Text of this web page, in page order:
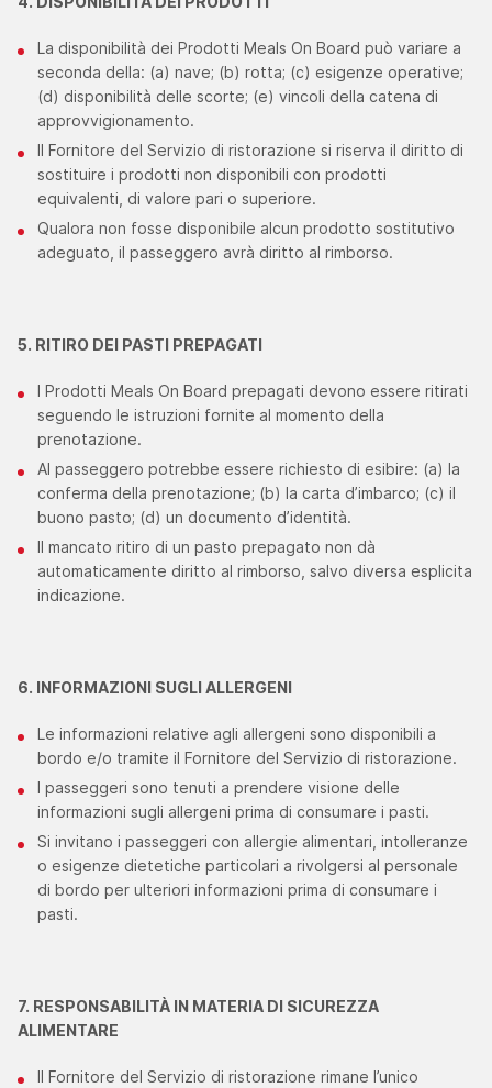
La disponibilità dei Prodotti Meals On Board può variare a
seconda della: (a) nave; (b) rotta; (c) esigenze operative;
(d) disponibilità delle scorte; (e) vincoli della catena di
approvvigionamento.
Il Fornitore del Servizio di ristorazione si riserva il diritto di
sostituire i prodotti non disponibili con prodotti
equivalenti, di valore pari o superiore.
Qualora non fosse disponibile alcun prodotto sostitutivo
adeguato, il passeggero avrà diritto al rimborso.
5. RITIRO DEI PASTI PREPAGATI
I Prodotti Meals On Board prepagati devono essere ritirati
seguendo le istruzioni fornite al momento della
prenotazione.
Al passeggero potrebbe essere richiesto di esibire: (a) la
conferma della prenotazione; (b) la carta d’imbarco; (c) il
buono pasto; (d) un documento d’identità.
Il mancato ritiro di un pasto prepagato non dà
automaticamente diritto al rimborso, salvo diversa esplicita
indicazione.
6. INFORMAZIONI SUGLI ALLERGENI
Le informazioni relative agli allergeni sono disponibili a
bordo e/o tramite il Fornitore del Servizio di ristorazione.
I passeggeri sono tenuti a prendere visione delle
informazioni sugli allergeni prima di consumare i pasti.
Si invitano i passeggeri con allergie alimentari, intolleranze
o esigenze dietetiche particolari a rivolgersi al personale
di bordo per ulteriori informazioni prima di consumare i
pasti.
7. RESPONSABILITÀ IN MATERIA DI SICUREZZA
ALIMENTARE
Il Fornitore del Servizio di ristorazione rimane l’unico